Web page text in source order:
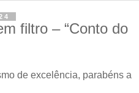
filtro – “Conto do
de excelência, parabéns a